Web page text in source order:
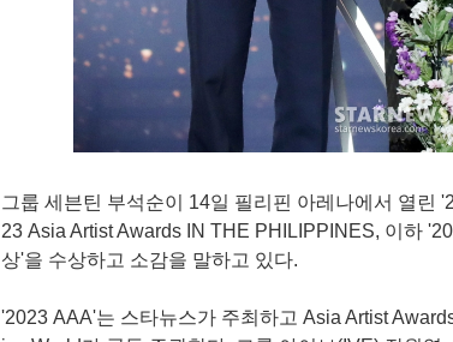
그룹 세븐틴 부석순이 14일 필리핀 아레나에서 열린
23 Asia Artist Awards IN THE PHILIPPINES, 이하
상'을 수상하고 소감을 말하고 있다.
'2023 AAA'는 스타뉴스가 주최하고 Asia Artist